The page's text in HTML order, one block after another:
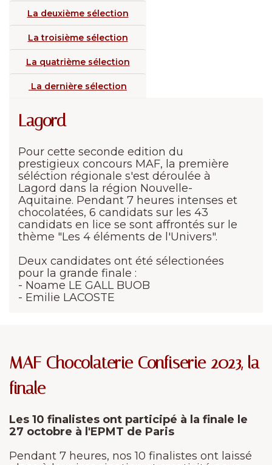
La deuxième sélection
La troisième sélection
La quatrième sélection
La dernière sélection
Lagord
Pour cette seconde edition du
prestigieux concours MAF, la première
séléction régionale s'est déroulée à
Lagord dans la région Nouvelle-
Aquitaine. Pendant 7 heures intenses et
chocolatées, 6 candidats sur les 43
candidats en lice se sont affrontés sur le
thème "Les 4 éléments de l'Univers".
Deux candidates ont été sélectionées
pour la grande finale :
- Noame LE GALL BUOB
- Emilie LACOSTE
MAF Chocolaterie Confiserie 2023, la
finale
Les 10 finalistes ont participé à la finale le
27 octobre à l'EPMT de Paris
Pendant 7 heures, nos 10 finalistes ont laissé